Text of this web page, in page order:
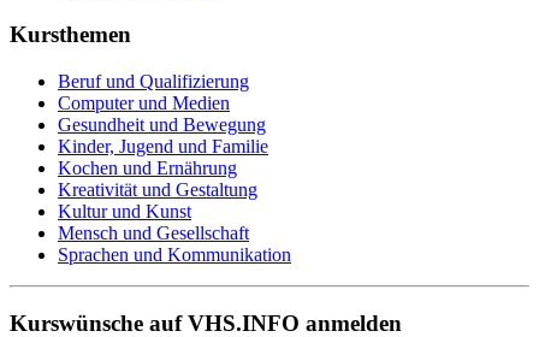
Kursthemen
Beruf und Qualifizierung
Computer und Medien
Gesundheit und Bewegung
Kinder, Jugend und Familie
Kochen und Ernährung
Kreativität und Gestaltung
Kultur und Kunst
Mensch und Gesellschaft
Sprachen und Kommunikation
Kurswünsche auf VHS.INFO anmelden